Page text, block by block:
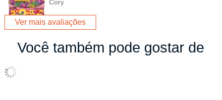
Cory
Ver mais avaliações
Você também pode gostar de